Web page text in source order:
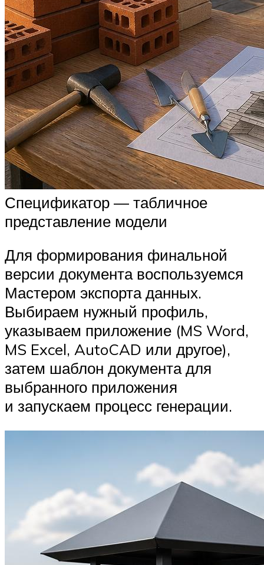
Спецификатор — табличное
представление модели
Для формирования финальной
версии документа воспользуемся
Мастером экспорта данных.
Выбираем нужный профиль,
указываем приложение (MS Word,
MS Excel, AutoCAD или другое),
затем шаблон документа для
выбранного приложения
и запускаем процесс генерации.